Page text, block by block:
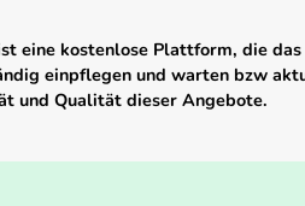
eine kostenlose Plattform, die
einpflegen und warten bzw
und Qualität dieser Angebote.